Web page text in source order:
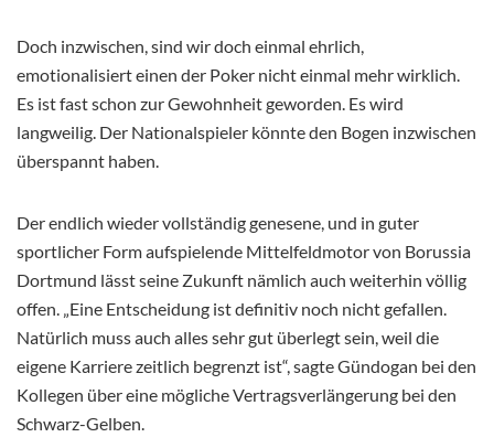
Doch inzwischen, sind wir doch einmal ehrlich,
emotionalisiert einen der Poker nicht einmal mehr wirklich.
Es ist fast schon zur Gewohnheit geworden. Es wird
langweilig. Der Nationalspieler könnte den Bogen inzwischen
überspannt haben.
Der endlich wieder vollständig genesene, und in guter
sportlicher Form aufspielende Mittelfeldmotor von Borussia
Dortmund lässt seine Zukunft nämlich auch weiterhin völlig
offen. „Eine Entscheidung ist definitiv noch nicht gefallen.
Natürlich muss auch alles sehr gut überlegt sein, weil die
eigene Karriere zeitlich begrenzt ist“, sagte Gündogan bei den
Kollegen über eine mögliche Vertragsverlängerung bei den
Schwarz-Gelben.